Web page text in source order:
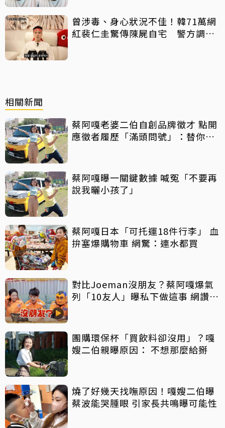
曾涉毒、身心狀況不佳！韓71萬網
紅裴仁圭驚傳陳屍自宅 警方調查
相關新聞
蔡阿嘎老婆二伯自創品牌徵才 點開
應徵者履歷「滿頭問號」：替你可
蔡阿嘎曝一關鍵數據 喊冤「不要再
說我曬小孩了」
蔡阿嘎日本「可托運18件行李」 血
拚塞爆購物車 網驚：連水都買
對比Joeman沒朋友？蔡阿嘎爆氣
列「10友人」曝私下做這事 網讚：
團購環保杯「買飲料卻沒用」？嘎
嫂二伯親曝原因： 不想那麼給掰
燒了好幾天找嘸原因！嘎嫂二伯曝
蔡波能哭腫眼 引家長共鳴曝可能性